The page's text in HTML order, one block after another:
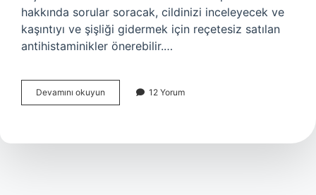
hakkında sorular soracak, cildinizi inceleyecek ve
kaşıntıyı ve şişliği gidermek için reçetesiz satılan
antihistaminikler önerebilir.…
Devamını okuyun
Ocağı
Mı
12 Yorum